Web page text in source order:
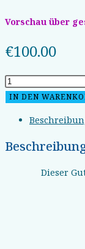
Vorschau über
€100.00
Gutschein
100
Menge
IN DEN
Dieser